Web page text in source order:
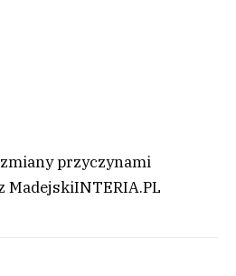
przyczynami
MadejskiINTERIA.PL